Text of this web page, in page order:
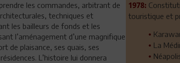
1978:
touristique et
•
• La
•
les commandes, arbitrant de
techniques et
les bailleurs de fonds et les
l’aménagement d’une magnifique
de plaisance, ses quais, ses
L’histoire lui donnera